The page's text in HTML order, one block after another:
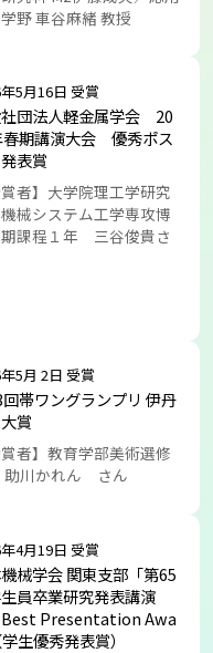
野 車谷麻緒 教授
5月16日 受賞
団法人軽金属学会 20
春期講演大会 優秀ポス
表賞
賞者】大学院理工学研究
械システム工学専攻博
課程１年 三谷俊貴さ
5月 2日 受賞
帯ワングランプリ 伊丹
賞
賞者】教育学部美術選修
助川かれん さん
4月19日 受賞
械学会 関東支部「第65
員卒業研究発表講演
Presentation Awa
生優秀発表賞）